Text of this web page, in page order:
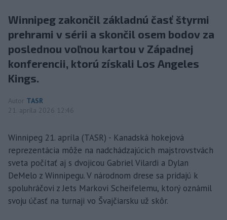
Winnipeg zakončil základnú časť štyrmi
prehrami v sérii a skončil osem bodov za
poslednou voľnou kartou v Západnej
konferencii, ktorú získali Los Angeles
Kings.
Autor TASR
21. apríla 2026 12:46
Winnipeg 21. apríla (TASR) - Kanadská hokejová
reprezentácia môže na nadchádzajúcich majstrovstvách
sveta počítať aj s dvojicou Gabriel Vilardi a Dylan
DeMelo z Winnipegu. V národnom drese sa pridajú k
spoluhráčovi z Jets Markovi Scheifelemu, ktorý oznámil
svoju účasť na turnaji vo Švajčiarsku už skôr.